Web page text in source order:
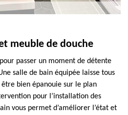
meuble de douche
passer un moment de détente
salle de bain équipée laisse tous
bien épanouie sur le plan
pour l’installation des
vous permet d’améliorer l’état et